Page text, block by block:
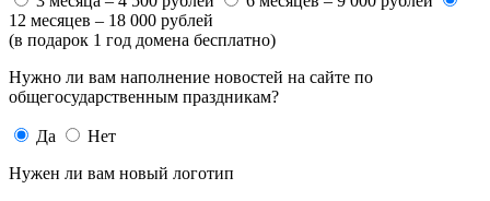
12 месяцев – 18 000 рублей
(в подарок 1 год домена бесплатно)
Нужно ли вам наполнение новостей на сайте по
общегосударственным праздникам?
Да
Нет
Нужен ли вам новый логотип